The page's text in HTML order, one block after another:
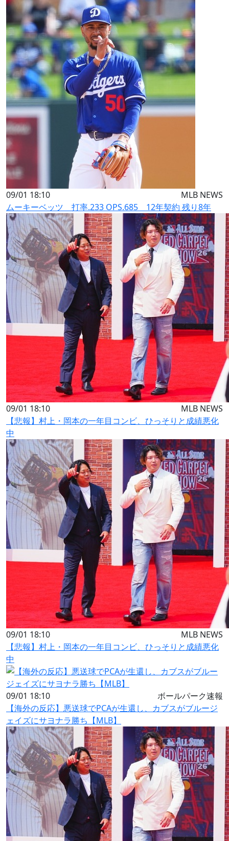
09/01 18:10
MLB NEWS
ムーキーベッツ 打率.233 OPS.685 12年契約 残り8年
09/01 18:10
MLB NEWS
【悲報】村上・岡本の一年目コンビ、ひっそりと成績悪化
中
09/01 18:10
MLB NEWS
【悲報】村上・岡本の一年目コンビ、ひっそりと成績悪化
中
09/01 18:10
ボールパーク速報
【海外の反応】悪送球でPCAが生還し、カブスがブルージ
ェイズにサヨナラ勝ち【MLB】